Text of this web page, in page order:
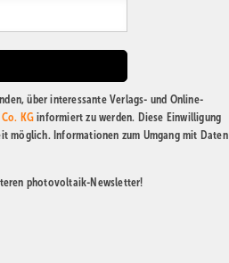
über interessante Verlags- und Online-
KG informiert zu werden. Diese Einwilligung
möglich. Informationen zum Umgang mit Daten
photovoltaik-Newsletter!